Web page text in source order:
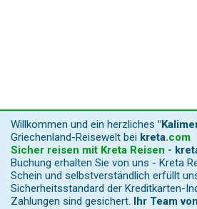
Willkommen und ein herzliches
Griechenland-Reisewelt bei kreta.com
Sicher reisen mit Kreta Reisen -
Buchung erhalten Sie von uns - Kreta
Schein und selbstverständlich erfüllt
Sicherheitsstandard der Kreditkarten-
Zahlungen sind gesichert. Ihr Team von